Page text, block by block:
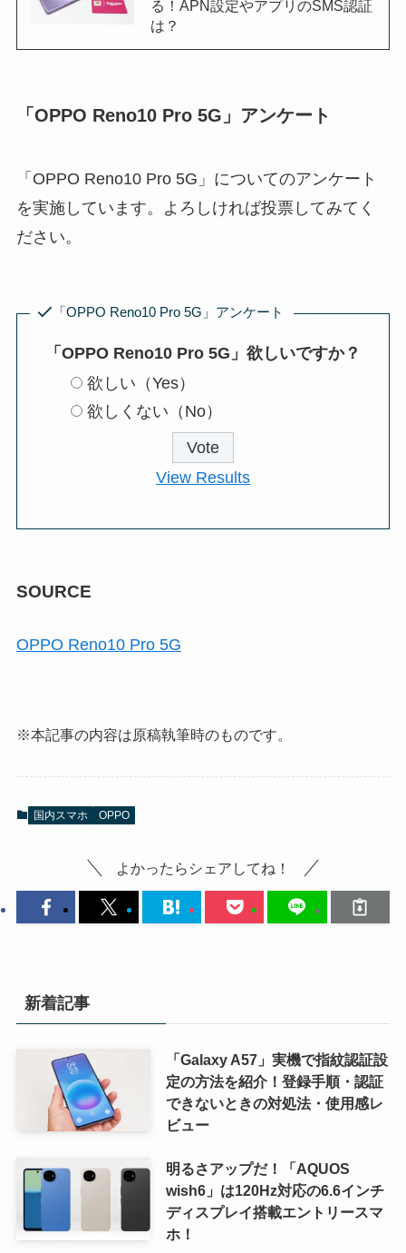
る！APN設定やアプリのSMS認証
は？
「OPPO Reno10 Pro 5G」アンケート
「OPPO Reno10 Pro 5G」についてのアンケート
を実施しています。よろしければ投票してみてく
ださい。
「OPPO Reno10 Pro 5G」アンケート
「OPPO Reno10 Pro 5G」欲しいですか？
欲しい（Yes）
欲しくない（No）
View Results
SOURCE
OPPO Reno10 Pro 5G
※本記事の内容は原稿執筆時のものです。
国内スマホ OPPO
よかったらシェアしてね！
新着記事
「Galaxy A57」実機で指紋認証設
定の方法を紹介！登録手順・認証
できないときの対処法・使用感レ
ビュー
明るさアップだ！「AQUOS
wish6」は120Hz対応の6.6インチ
ディスプレイ搭載エントリースマ
ホ！